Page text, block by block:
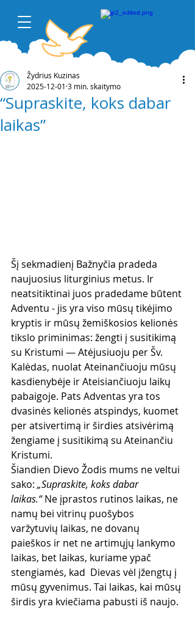
“Supraskite, koks dabar
laikas”
Žydrius Kuzinas
2025-12-01 3 min. skaitymo
Šį sekmadienį Bažnyčia pradeda
naujuosius liturginius metus. Ir
neatsitiktinai juos pradedame būtent
Adventu - jis yra viso mūsų tikėjimo
kryptis ir mūsų žemiškosios kelionės
tikslo priminimas: žengti į susitikimą
su Kristumi — Atėjusiuoju per Šv.
Kalėdas, nuolat Ateinančiuoju mūsų
kasdienybėje ir Ateisiančiuoju laikų
pabaigoje. Pats Adventas yra tos
dvasinės kelionės atspindys, kuomet
per atsivertimą ir širdies atsivėrimą
žengiame į susitikimą su Ateinančiu
Kristumi.
Šiandien Dievo Žodis mums ne veltui
sako: „Supraskite, koks dabar
laikas.“ Ne įprastos rutinos laikas, ne
namų bei vitrinų puošybos
varžytuvių laikas, ne dovanų
paieškos ir net ne artimųjų lankymo
laikas, bet laikas, kuriame ypač
stengiamės, kad  Dievas vėl įžengtų į
mūsų gyvenimus. Tai laikas, kai mūsų
širdis yra kviečiama pabusti iš naujo.